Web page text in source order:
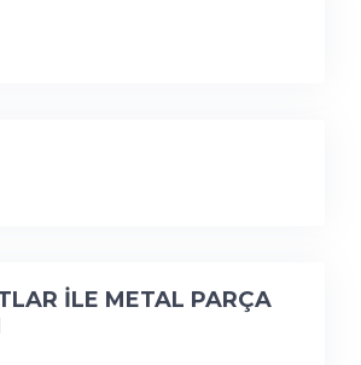
İLE METAL PARÇA